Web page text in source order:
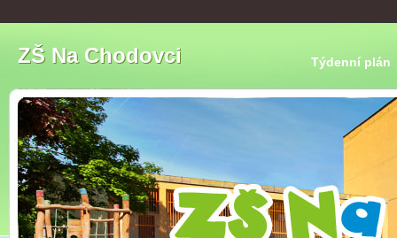
ZŠ Na Chodovci Týdenní plán